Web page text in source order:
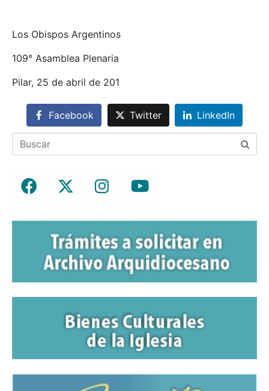
Los Obispos Argentinos
109° Asamblea Plenaria
Pilar, 25 de abril de 201
Facebook Twitter LinkedIn